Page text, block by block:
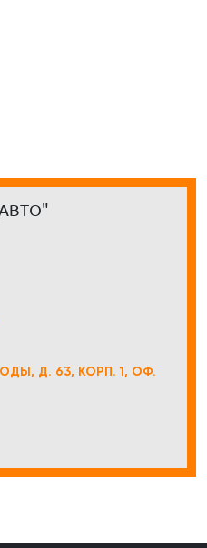
Д. 63, КОРП. 1, ОФ.